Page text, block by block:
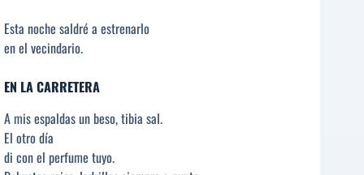
Esta noche saldré a estrenarlo
en el vecindario.
EN LA CARRETERA
A mis espaldas un beso, tibia sal.
El otro día
di con el perfume tuyo.